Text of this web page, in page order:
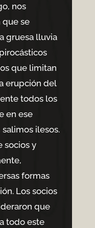
nos
que se
gruesa lluvia
que limitan
erupción del
todos los
en ese
ilesos.
socios y
formas
Los socios
que
todo este